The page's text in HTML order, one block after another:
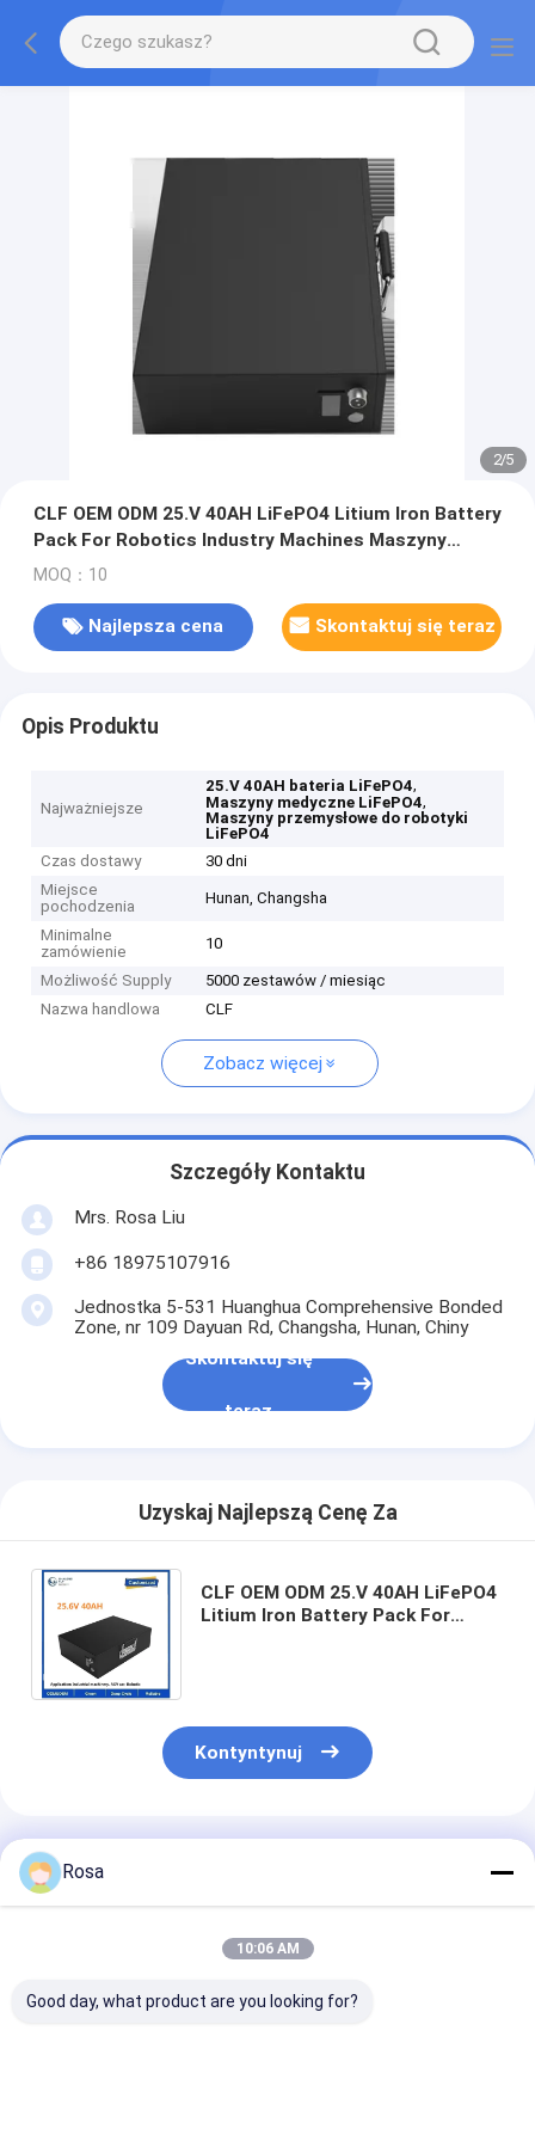
2/5
CLF OEM ODM 25.V 40AH LiFePO4 Litium Iron Battery
Pack For Robotics Industry Machines Maszyny
medyczne
MOQ：10
Najlepsza cena Skontaktuj się teraz
Opis Produktu
Najważniejsze
25.V 40AH bateria LiFePO4,
Maszyny medyczne LiFePO4,
Maszyny przemysłowe do robotyki
LiFePO4
Czas dostawy
30 dni
Miejsce
pochodzenia
Hunan, Changsha
Minimalne
zamówienie
10
Możliwość Supply
5000 zestawów / miesiąc
Nazwa handlowa
CLF
Zobacz więcej
Szczegóły Kontaktu
Mrs. Rosa Liu
+86 18975107916
Jednostka 5-531 Huanghua Comprehensive Bonded
Zone, nr 109 Dayuan Rd, Changsha, Hunan, Chiny
Skontaktuj się
teraz
Uzyskaj Najlepszą Cenę Za
CLF OEM ODM 25.V 40AH LiFePO4
Litium Iron Battery Pack For
Kontyntynuj
Polecane Produkty
Rosa
10:06 AM
Good day, what product are you looking for?